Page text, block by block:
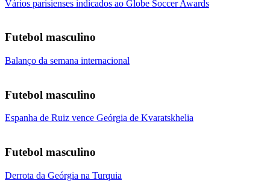
Vários parisienses indicados ao Globe Soccer Awards
Futebol masculino
Balanço da semana internacional
Futebol masculino
Espanha de Ruiz vence Geórgia de Kvaratskhelia
Futebol masculino
Derrota da Geórgia na Turquia